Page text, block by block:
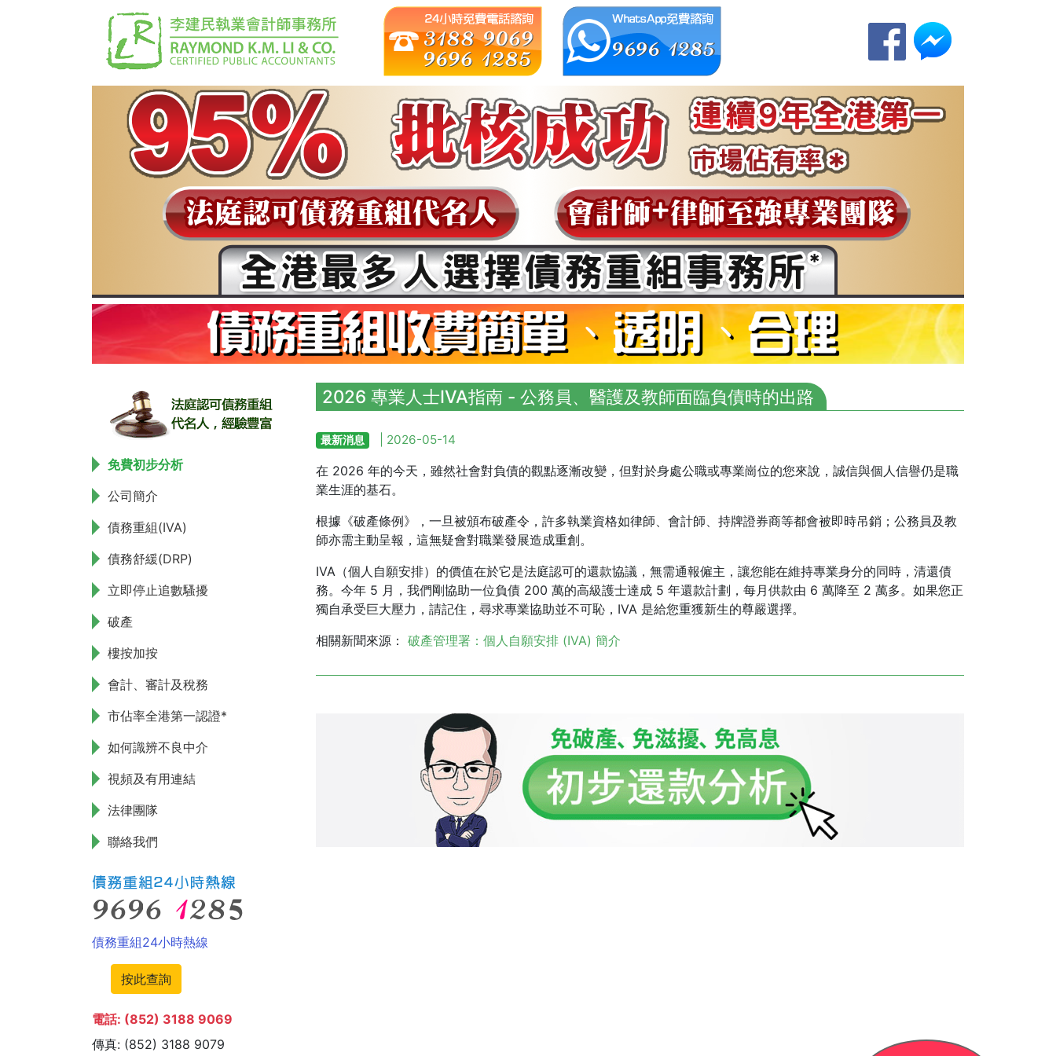
免費初步分析
公司簡介
債務重組(IVA)
債務舒緩(DRP)
立即停止追數騷擾
破產
樓按加按
會計、審計及稅務
市佔率全港第一認證*
如何識辨不良中介
視頻及有用連結
法律團隊
聯絡我們
債務重組24小時熱線
按此查詢
電話: (852) 3188 9069
傳真: (852) 3188 9079
2026 專業人士IVA指南 - 公務員、醫護及教師面臨負債時的出路
最新消息 | 2026-05-14
在 2026 年的今天，雖然社會對負債的觀點逐漸改變，但對於身處公職或專業崗位的您來說，誠信與個人信譽仍是職
業生涯的基石。
根據《破產條例》，一旦被頒布破產令，許多執業資格如律師、會計師、持牌證券商等都會被即時吊銷；公務員及教
師亦需主動呈報，這無疑會對職業發展造成重創。
IVA（個人自願安排）的價值在於它是法庭認可的還款協議，無需通報僱主，讓您能在維持專業身分的同時，清還債
務。今年 5 月，我們剛協助一位負債 200 萬的高級護士達成 5 年還款計劃，每月供款由 6 萬降至 2 萬多。如果您正
獨自承受巨大壓力，請記住，尋求專業協助並不可恥，IVA 是給您重獲新生的尊嚴選擇。
相關新聞來源： 破產管理署：個人自願安排 (IVA) 簡介